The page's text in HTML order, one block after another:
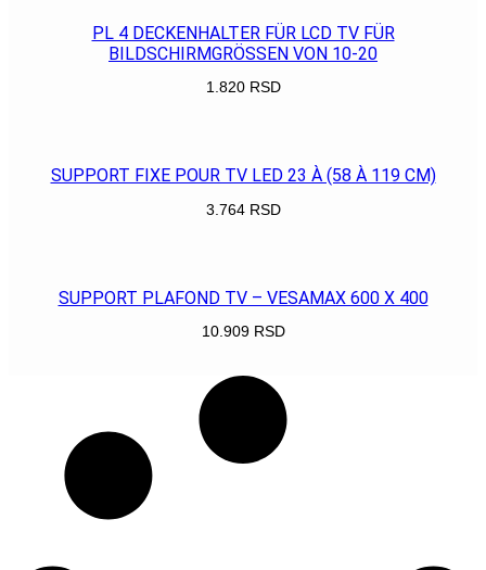
PL 4 DECKENHALTER FÜR LCD TV FÜR
BILDSCHIRMGRÖSSEN VON 10-20
1.820 RSD
SUPPORT FIXE POUR TV LED 23 À (58 À 119 CM)
3.764 RSD
SUPPORT PLAFOND TV – VESAMAX 600 X 400
10.909 RSD